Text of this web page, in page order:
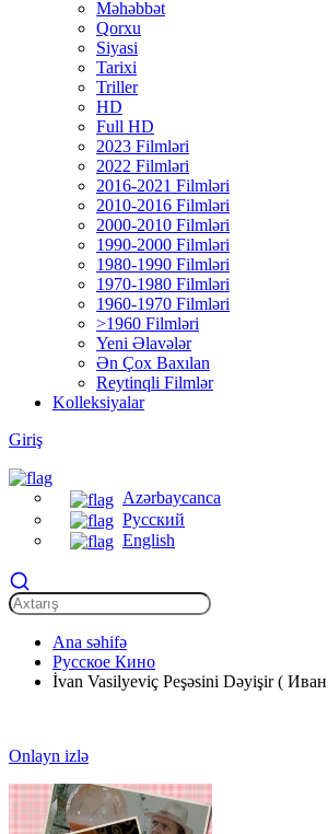
Məhəbbət
Qorxu
Siyasi
Tarixi
Triller
HD
Full HD
2023 Filmləri
2022 Filmləri
2016-2021 Filmləri
2010-2016 Filmləri
2000-2010 Filmləri
1990-2000 Filmləri
1980-1990 Filmləri
1970-1980 Filmləri
1960-1970 Filmləri
>1960 Filmləri
Yeni Əlavələr
Ən Çox Baxılan
Reytinqli Filmlər
Kolleksiyalar
Giriş
Azərbaycanca
Русский
English
Ana səhifə
Русское Кино
İvan Vasilyeviç Peşəsini Dəyişir (
Onlayn izlə